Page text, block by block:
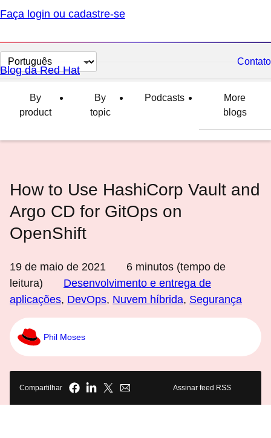
Faça login ou cadastre-se
Selecionar
idioma
Contato
Blog da Red Hat
By
product
By
topic
Podcasts
More
blogs
How to Use HashiCorp Vault and
Argo CD for GitOps on
OpenShift
19 de maio de 2021 6 minutos (tempo de
leitura)
Desenvolvimento e entrega de
aplicações, DevOps, Nuvem híbrida, Segurança
Phil Moses
Compartilhar Assinar feed RSS